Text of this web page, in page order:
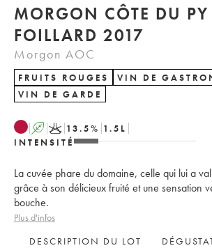
MORGON CÔTE DU PY
FOILLARD 2017
Morgon AOC
FRUITS ROUGES
VIN DE
VIN DE GARDE
A K 13.5% 1.5 L
INTENSITÉ
La cuvée phare du domaine, celle qui lui a
grâce à son délicieux fruité et une sensation
bouche.
Plus d'infos
DESCRIPTION DU LOT